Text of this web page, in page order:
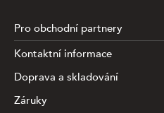
Pro obchodní partnery
Kontaktní informace
Doprava a skladování
Záruky